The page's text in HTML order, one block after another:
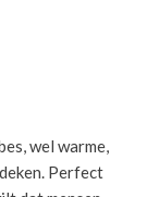
wel warme,
Perfect